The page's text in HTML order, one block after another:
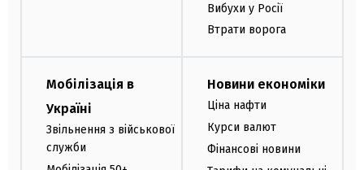
Вибухи у Росії
Втрати ворога
Мобілізація в
Україні
Звільнення з військової
служби
Новини економіки
Ціна нафти
Курси валют
Фінансові новини